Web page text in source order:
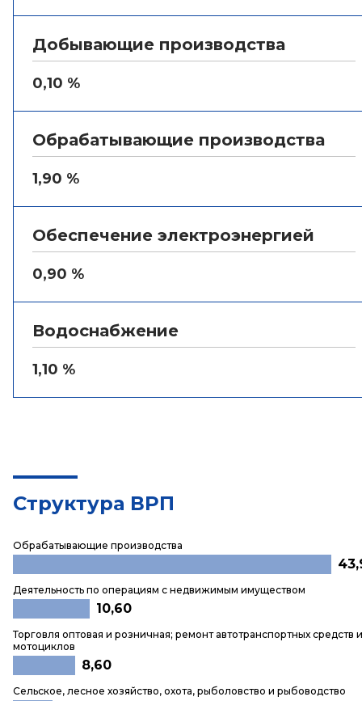
Добывающие производства
0,10 %
Обрабатывающие производства
1,90 %
Обеспечение электроэнергией
0,90 %
Водоснабжение
1,10 %
Структура ВРП
Обрабатывающие производства
Деятельность по операциям с недвижимым имуществом
10,60
Торговля оптовая и розничная; ремонт автотранспортных средств и
мотоциклов
8,60
Сельское, лесное хозяйство, охота, рыболовство и рыбоводство